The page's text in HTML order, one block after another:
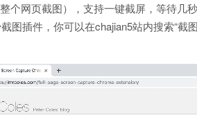
个网页截图），支持一键截屏，等待几
图插件，你可以在chajian5站内搜索“截